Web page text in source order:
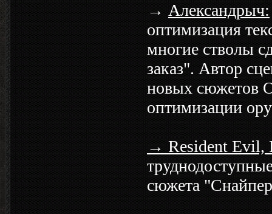
→ Александрыч:
оптимизация
многие стволы
заказ". Автор
новых сюжетов
оптимизации
→ Resident Evil,
сюжета